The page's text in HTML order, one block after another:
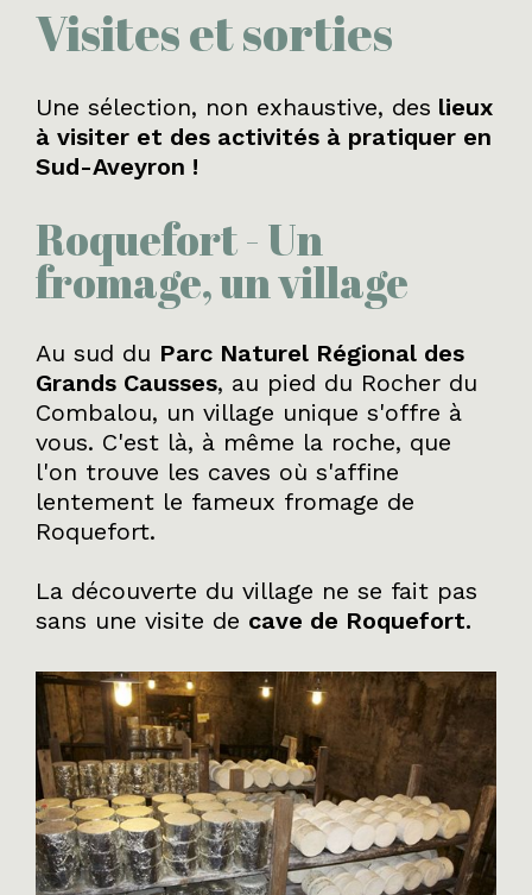
Visites et sorties
Une sélection, non exhaustive, des lieux
à visiter et des activités à pratiquer en
Sud-Aveyron !
Roquefort - Un
fromage, un village
Au sud du Parc Naturel Régional des
Grands Causses, au pied du Rocher du
Combalou, un village unique s'offre à
vous. C'est là, à même la roche, que
l'on trouve les caves où s'affine
lentement le fameux fromage de
Roquefort.
La découverte du village ne se fait pas
sans une visite de cave de Roquefort.